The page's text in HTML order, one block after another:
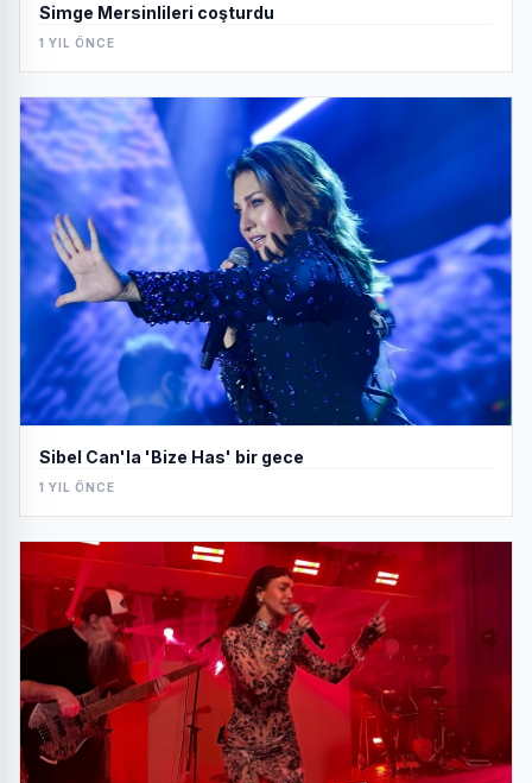
Simge Mersinlileri coşturdu
1 YIL ÖNCE
Sibel Can'la 'Bize Has' bir gece
1 YIL ÖNCE